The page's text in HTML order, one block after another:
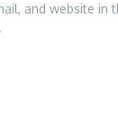
and website in